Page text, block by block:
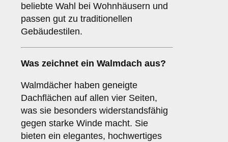
beliebte Wahl bei Wohnhäusern und
passen gut zu traditionellen
Gebäudestilen.
Was zeichnet ein Walmdach aus?
Walmdächer haben geneigte
Dachflächen auf allen vier Seiten,
was sie besonders widerstandsfähig
gegen starke Winde macht. Sie
bieten ein elegantes, hochwertiges